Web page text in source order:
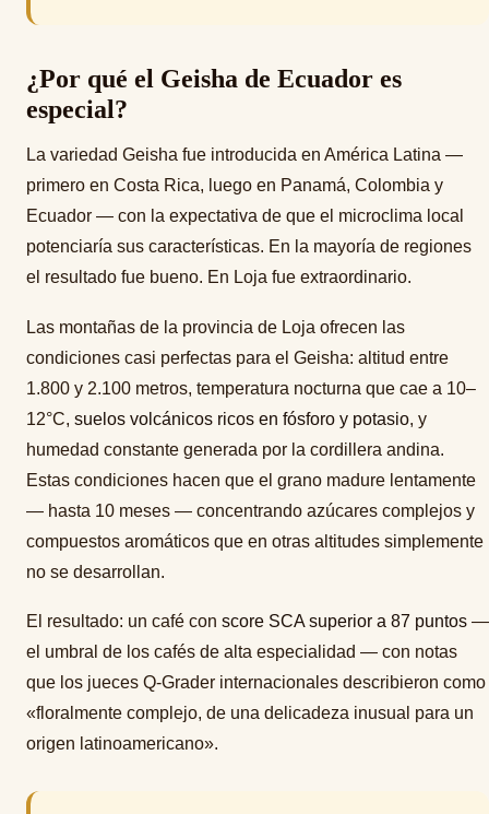
¿Por qué el Geisha de Ecuador es
especial?
La variedad Geisha fue introducida en América Latina —
primero en Costa Rica, luego en Panamá, Colombia y
Ecuador — con la expectativa de que el microclima local
potenciaría sus características. En la mayoría de regiones
el resultado fue bueno. En Loja fue extraordinario.
Las montañas de la provincia de Loja ofrecen las
condiciones casi perfectas para el Geisha: altitud entre
1.800 y 2.100 metros, temperatura nocturna que cae a 10–
12°C, suelos volcánicos ricos en fósforo y potasio, y
humedad constante generada por la cordillera andina.
Estas condiciones hacen que el grano madure lentamente
— hasta 10 meses — concentrando azúcares complejos y
compuestos aromáticos que en otras altitudes simplemente
no se desarrollan.
El resultado: un café con score SCA superior a 87 puntos —
el umbral de los cafés de alta especialidad — con notas
que los jueces Q-Grader internacionales describieron como
«floralmente complejo, de una delicadeza inusual para un
origen latinoamericano».